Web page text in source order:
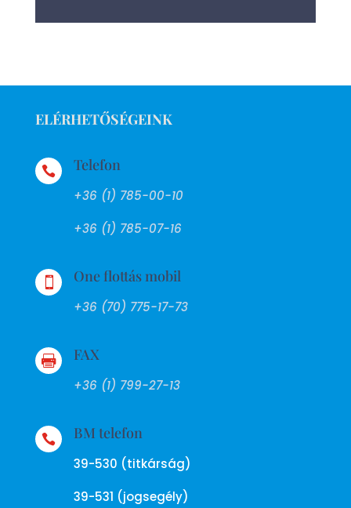
ELÉRHETŐSÉGEINK
 Telefon
+36 (1) 785-00-10
+36 (1) 785-07-16
 One flottás mobil
+36 (70) 775-17-73
 FAX
+36 (1) 799-27-13
 BM telefon
39-530 (titkárság)
39-531 (jogsegély)